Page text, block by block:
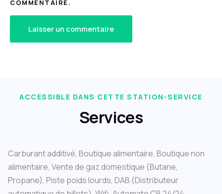
COMMENTAIRE.
ACCESSIBLE DANS CETTE STATION-SERVICE
Services
Carburant additivé, Boutique alimentaire, Boutique non
alimentaire, Vente de gaz domestique (Butane,
Propane), Piste poids lourds, DAB (Distributeur